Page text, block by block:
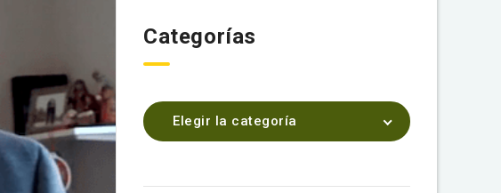
Categorías
Elegir la categoría